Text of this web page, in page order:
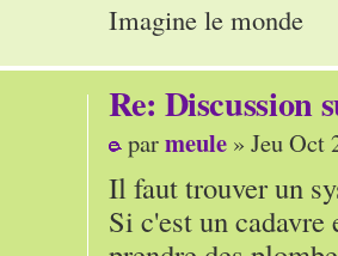
Imagine le monde
Re: Discussion
parmeule » Jeu Oct
Il faut trouver un
Si c'est un cadavre